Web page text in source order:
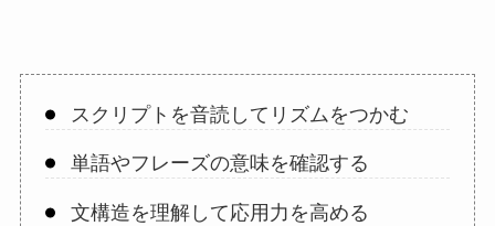
スクリプトを音読してリズムをつかむ
単語やフレーズの意味を確認する
文構造を理解して応用力を高める